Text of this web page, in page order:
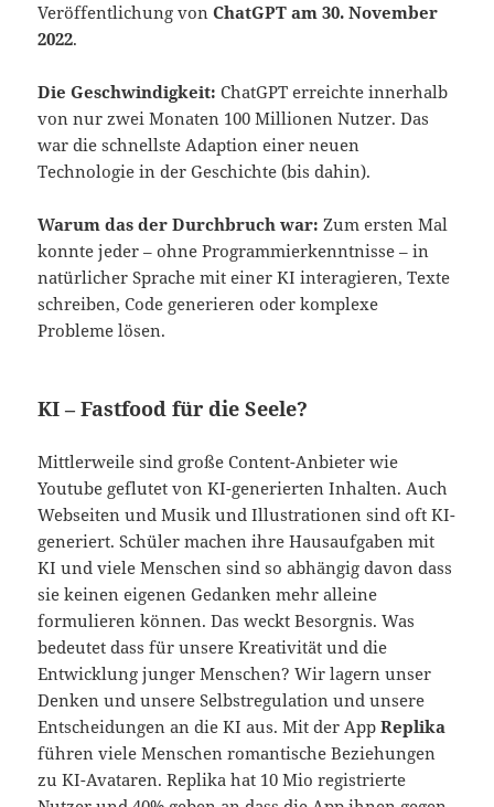
Veröffentlichung vonChatGPT am 30. November
2022.
Die Geschwindigkeit: ChatGPT erreichte innerhalb
von nur zwei Monaten 100 Millionen Nutzer. Das
war die schnellste Adaption einer neuen
Technologie in der Geschichte (bis dahin).
Warum das der Durchbruch war: Zum ersten Mal
konnte jeder – ohne Programmierkenntnisse – in
natürlicher Sprache mit einer KI interagieren, Texte
schreiben, Code generieren oder komplexe
Probleme lösen.
KI – Fastfood für die Seele?
Mittlerweile sind große Content-Anbieter wie
Youtube geflutet von KI-generierten Inhalten. Auch
Webseiten und Musik und Illustrationen sind oft KI-
generiert. Schüler machen ihre Hausaufgaben mit
KI und viele Menschen sind so abhängig davon dass
sie keinen eigenen Gedanken mehr alleine
formulieren können. Das weckt Besorgnis. Was
bedeutet dass für unsere Kreativität und die
Entwicklung junger Menschen? Wir lagern unser
Denken und unsere Selbstregulation und unsere
Entscheidungen an die KI aus. Mit der AppReplika
führen viele Menschen romantische Beziehungen
zu KI-Avataren. Replika hat 10 Mio registrierte